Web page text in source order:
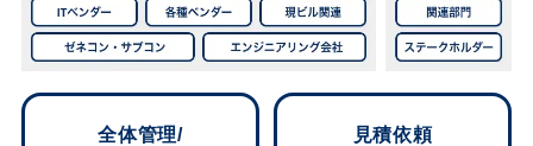
全体管理/
見積依頼